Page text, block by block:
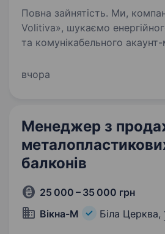
Повна зайнятість. Ми, компанія «Anima
Volitiva», шукаємо
та комунікабельного
задача — проведення
вчора
Менеджер з
балконів
25 000 – 35 000 грн
Вікна-М
Біла Церква,